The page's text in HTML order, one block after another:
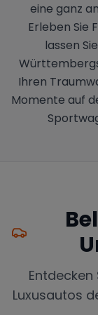
eine ganz
Erleben Sie
lassen
Ihren
Momente auf
Luxusautos